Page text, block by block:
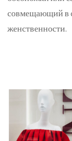
совмещающий в
женственности.